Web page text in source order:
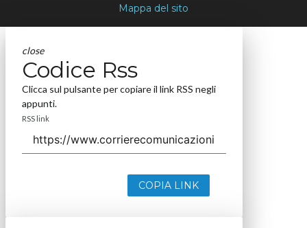
Mappa del sito
close
Codice Rss
Clicca sul pulsante per copiare il link RSS negli
appunti.
RSS link
COPIA LINK